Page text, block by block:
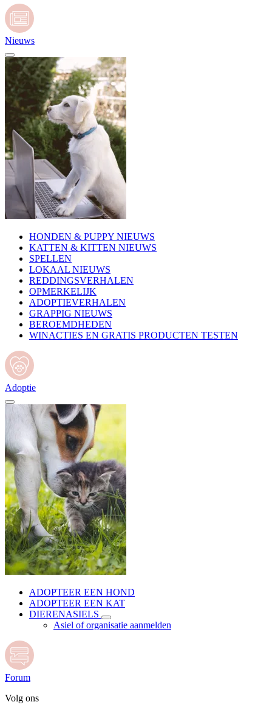
Nieuws
HONDEN & PUPPY NIEUWS
KATTEN & KITTEN NIEUWS
SPELLEN
LOKAAL NIEUWS
REDDINGSVERHALEN
OPMERKELIJK
ADOPTIEVERHALEN
GRAPPIG NIEUWS
BEROEMDHEDEN
WINACTIES EN GRATIS PRODUCTEN TESTEN
Adoptie
ADOPTEER EEN HOND
ADOPTEER EEN KAT
DIERENASIELS
Asiel of organisatie aanmelden
Forum
Volg ons